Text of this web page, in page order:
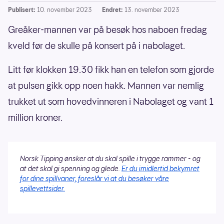
Publisert: 10. november 2023 Endret: 13. november 2023
Greåker-mannen var på besøk hos naboen fredag
kveld før de skulle på konsert på i nabolaget.
Litt før klokken 19.30 fikk han en telefon som gjorde
at pulsen gikk opp noen hakk. Mannen var nemlig
trukket ut som hovedvinneren i Nabolaget og vant 1
million kroner.
Norsk Tipping ønsker at du skal spille i trygge rammer - og
at det skal gi spenning og glede. Er du imidlertid bekymret
for dine spillvaner, foreslår vi at du besøker våre
spillevettsider.